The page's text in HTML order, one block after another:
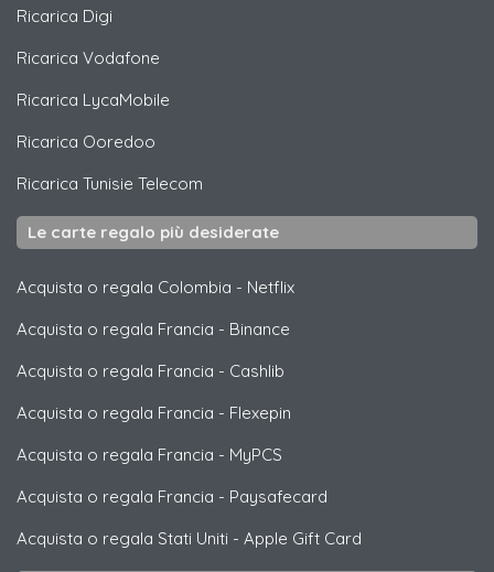
Ricarica Digi
Ricarica Vodafone
Ricarica LycaMobile
Ricarica Ooredoo
Ricarica Tunisie Telecom
Le carte regalo più desiderate
Acquista o regala Colombia - Netflix
Acquista o regala Francia - Binance
Acquista o regala Francia - Cashlib
Acquista o regala Francia - Flexepin
Acquista o regala Francia - MyPCS
Acquista o regala Francia - Paysafecard
Acquista o regala Stati Uniti - Apple Gift Card